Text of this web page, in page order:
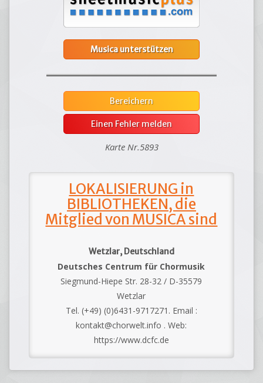
Musica unterstützen
Bereichern
Einen Fehler melden
Karte Nr.5893
LOKALISIERUNG in
BIBLIOTHEKEN, die
Mitglied von MUSICA sind
Wetzlar, Deutschland
Deutsches Centrum für Chormusik
Siegmund-Hiepe Str. 28-32 / D-35579
Wetzlar
Tel. (+49) (0)6431-9717271. Email :
kontakt@chorwelt.info . Web:
https://www.dcfc.de